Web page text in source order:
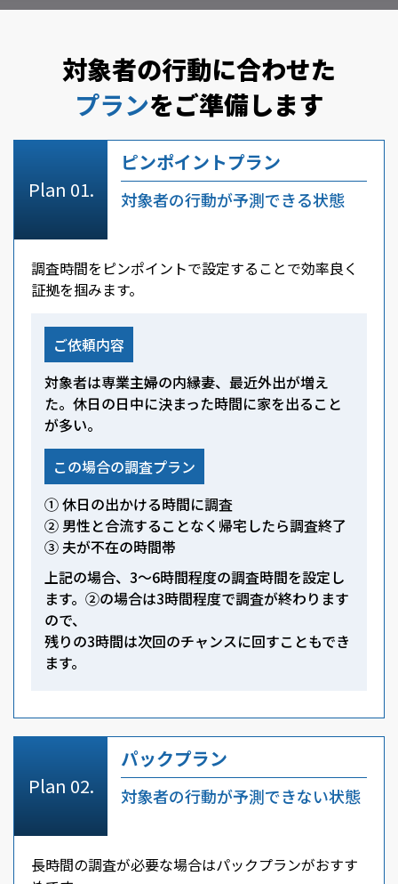
対象者の行動に合わせた
プランをご準備します
ピンポイントプラン
対象者の行動が予測できる状態
調査時間をピンポイントで設定することで効率良く
証拠を掴みます。
ご依頼内容
対象者は専業主婦の内縁妻、最近外出が増え
た。休日の日中に決まった時間に家を出ること
が多い。
この場合の調査プラン
① 休日の出かける時間に調査
② 男性と合流することなく帰宅したら調査終了
③ 夫が不在の時間帯
上記の場合、3～6時間程度の調査時間を設定し
ます。②の場合は3時間程度で調査が終わります
ので、
残りの3時間は次回のチャンスに回すこともでき
ます。
パックプラン
対象者の行動が予測できない状態
長時間の調査が必要な場合はパックプランがおすす